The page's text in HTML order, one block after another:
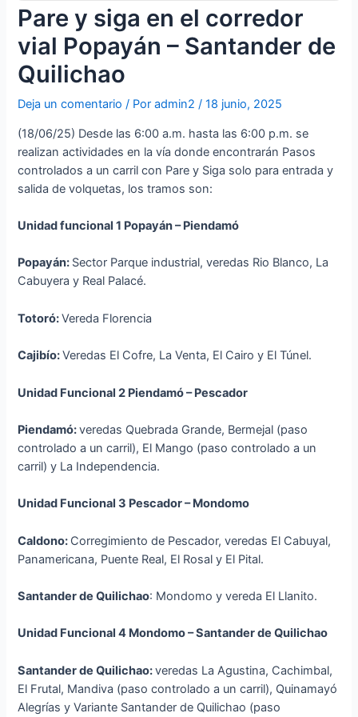
Pare y siga en el corredor
vial Popayán – Santander de
Quilichao
Deja un comentario / Poradmin2 /18 junio, 2025
(18/06/25) Desde las 6:00 a.m. hasta las 6:00 p.m. se
realizan actividades en la vía donde encontrarán Pasos
controlados a un carril con Pare y Siga solo para entrada y
salida de volquetas, los tramos son:
Unidad funcional 1 Popayán – Piendamó
Popayán: Sector Parque industrial, veredas Rio Blanco, La
Cabuyera y Real Palacé.
Totoró:Vereda Florencia
Cajibío:Veredas El Cofre, La Venta, El Cairo y El Túnel.
Unidad Funcional 2 Piendamó – Pescador
Piendamó:veredas Quebrada Grande, Bermejal (paso
controlado a un carril), El Mango (paso controlado a un
carril) y La Independencia.
Unidad Funcional 3 Pescador – Mondomo
Caldono: Corregimiento de Pescador, veredas El Cabuyal,
Panamericana, Puente Real, El Rosal y El Pital.
Santander de Quilichao: Mondomo y vereda El Llanito.
Unidad Funcional 4 Mondomo – Santander de Quilichao
Santander de Quilichao:veredas La Agustina, Cachimbal,
El Frutal, Mandiva (paso controlado a un carril), Quinamayó
Alegrías y Variante Santander de Quilichao (paso